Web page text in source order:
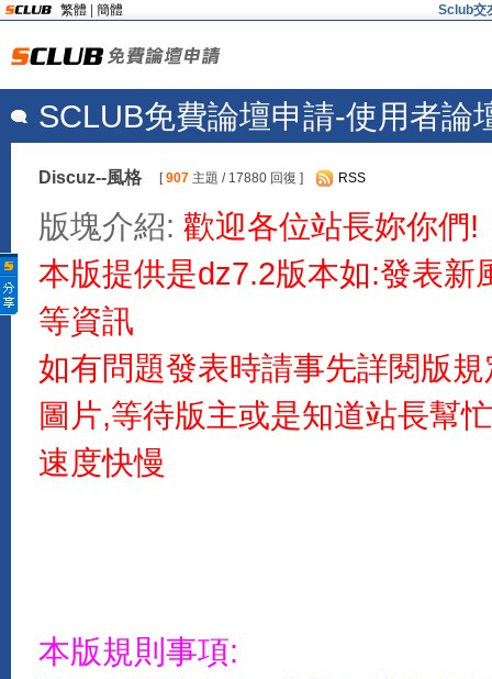
繁體 簡體 Sclub交
SCLUB免費論壇申請-使用者論
Discuz--風格 [907主題 / 17880 回復 ] RSS
版塊介紹: 歡迎各位站長妳你們!
本版提供是dz7.2版本如:發表
等資訊
如有問題發表時請事先詳閱版
圖片,等待版主或是知道站長幫
速度快慢
本版規則事項: